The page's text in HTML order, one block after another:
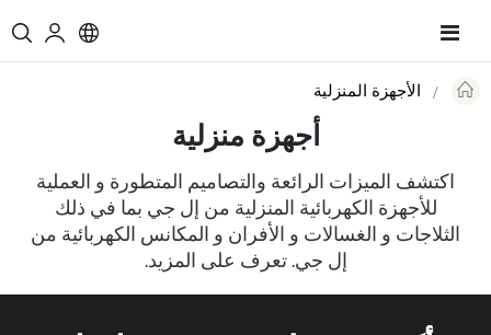
Toggle
الأجهزة المنزلية
أجهزة منزلية
اكتشف الميزات الرائعة والتصاميم المتطورة و العملية
للأجهزة الكهربائية المنزلية من إل جي بما في ذلك
الثلاجات و الغسالات و الأفران و المكانس الكهربائية من
إل جي. تعرف على المزيد.